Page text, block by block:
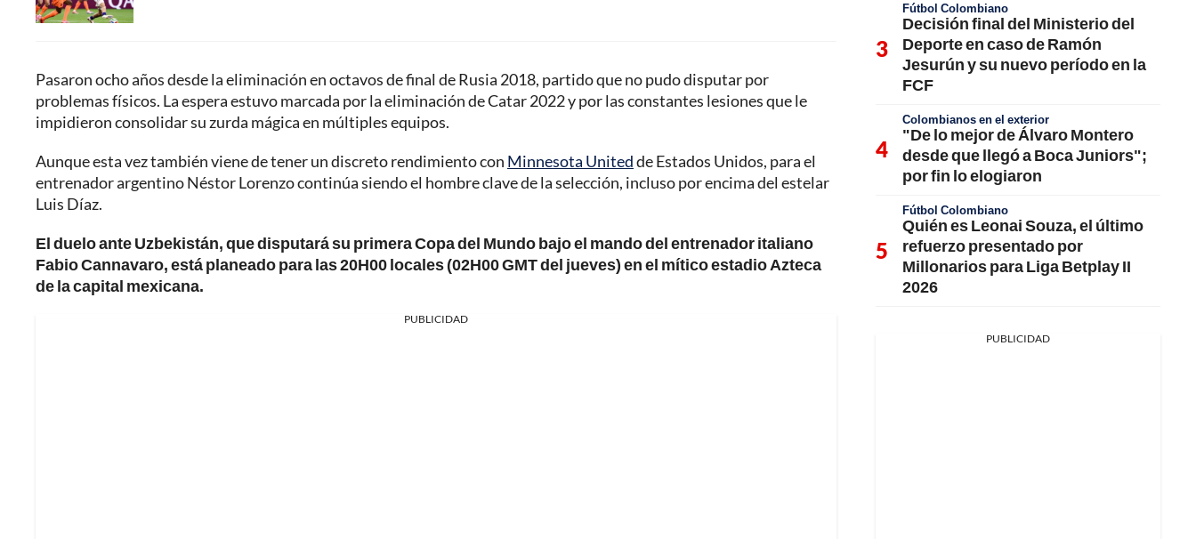
Pasaron ocho años desde la eliminación en octavos de final de Rusia 2018, partido que no pudo disputar por
problemas físicos. La espera estuvo marcada por la eliminación de Catar 2022 y por las constantes lesiones que le
impidieron consolidar su zurda mágica en múltiples equipos.
Aunque esta vez también viene de tener un discreto rendimiento con Minnesota Unitedde Estados Unidos, para el
entrenador argentino Néstor Lorenzo continúa siendo el hombre clave de la selección, incluso por encima del estelar
Luis Díaz.
El duelo ante Uzbekistán, que disputará su primera Copa del Mundo bajo el mando del entrenador italiano
Fabio Cannavaro, está planeado para las 20H00 locales (02H00 GMT del jueves) en el mítico estadio Azteca
de la capital mexicana.
PUBLICIDAD
Fútbol Colombiano
Decisión final del Ministerio del
Deporte en caso de Ramón
Jesurún y su nuevo período en la
FCF
Colombianos en el exterior
"De lo mejor de Álvaro Montero
desde que llegó a Boca Juniors";
por fin lo elogiaron
Fútbol Colombiano
Quién es Leonai Souza, el último
refuerzo presentado por
Millonarios para Liga Betplay II
2026
PUBLICIDAD